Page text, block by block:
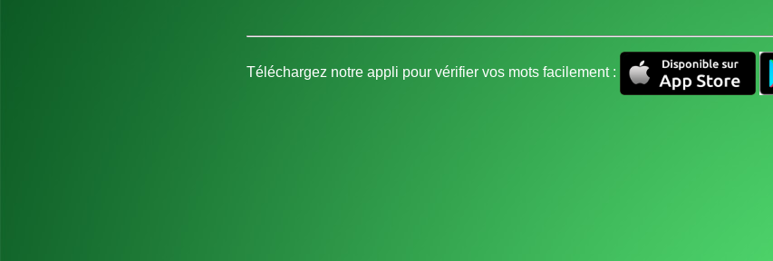
Téléchargez notre appli pour vérifier vos mots facilement :